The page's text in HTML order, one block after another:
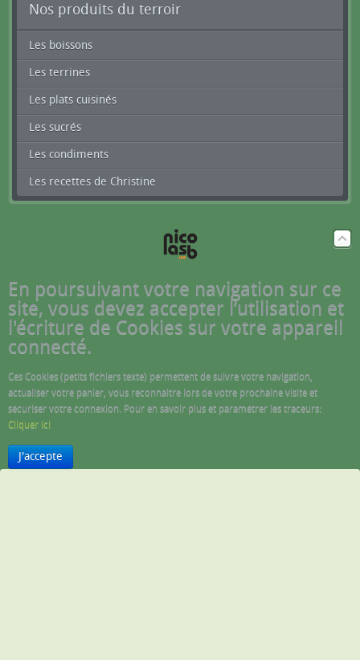
Nos produits du terroir
Les boissons
Les terrines
Les plats cuisinés
Les sucrés
Les condiments
Les recettes de Christine
En poursuivant votre navigation sur ce
site, vous devez accepter l’utilisation et
l'écriture de Cookies sur votre appareil
connecté.
Ces Cookies (petits fichiers texte) permettent de suivre votre navigation,
actualiser votre panier, vous reconnaitre lors de votre prochaine visite et
sécuriser votre connexion. Pour en savoir plus et paramétrer les traceurs:
Cliquer ici
J'accepte